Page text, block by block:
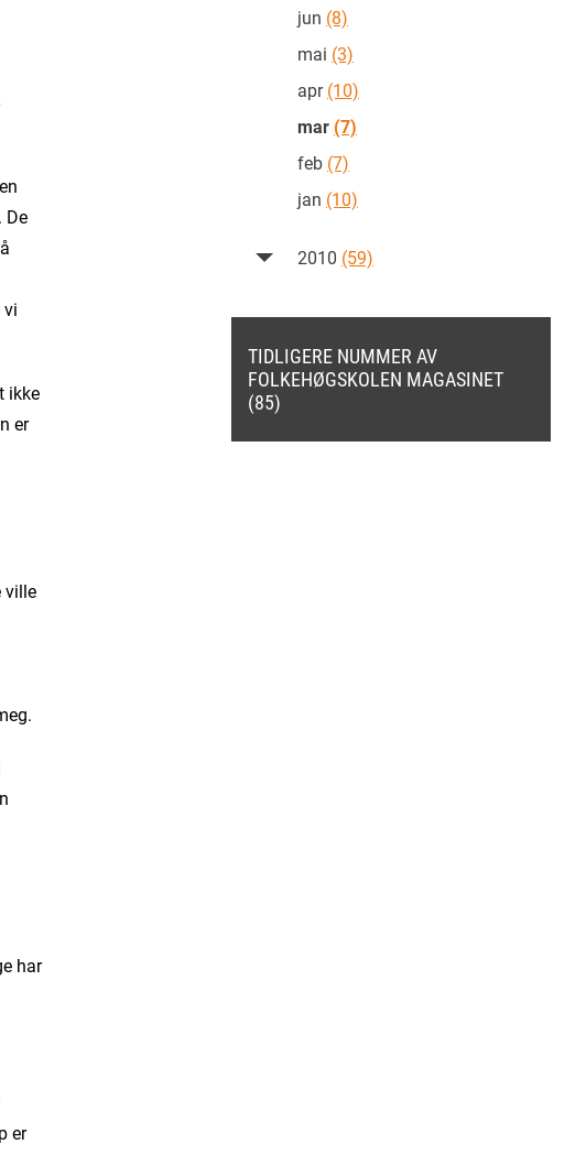
De
vi
ikke
er
ville
har
er
jun (8)
mai (3)
apr(10)
mar (7)
feb (7)
jan (10)
2010 (59)
TIDLIGERE NUMMER AV
FOLKEHØGSKOLEN MAGASINET
(85)